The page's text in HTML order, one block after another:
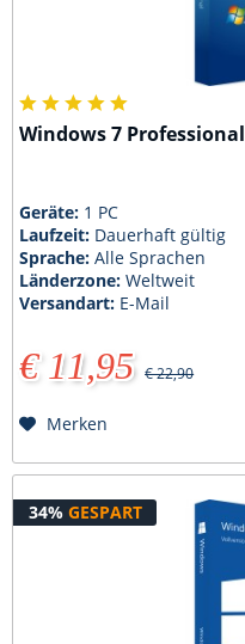
Windows 7 Professional
Geräte: 1 PC
Laufzeit: Dauerhaft gültig
Sprache:Alle Sprachen
Länderzone:Weltweit
Versandart: E-Mail
€ 11,95 € 22,90
Merken
34% GESPART